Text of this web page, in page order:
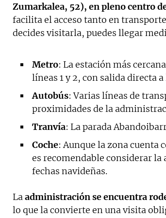
Zumarkalea, 52), en pleno centro
facilita el acceso tanto en
decides visitarla, puedes llegar
Metro: La estación más
líneas 1 y 2, con salida directa
Autobús: Varias líneas de
proximidades de la
Tranvía: La parada
Coche: Aunque la zona cuenta
es recomendable considerar
fechas navideñas.
Laadministración se encuentra
lo que la convierte en una visita